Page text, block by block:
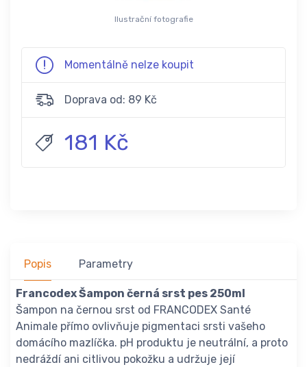
Ilustrační fotografie
Momentálně nelze koupit
Doprava od: 89 Kč
181 Kč
Popis Parametry
Francodex Šampon černá srst pes 250ml
Šampon na černou srst od FRANCODEX Santé
Animale přímo ovlivňuje pigmentaci srsti vašeho
domácího mazlíčka. pH produktu je neutrální, a proto
nedráždí ani citlivou pokožku a udržuje její